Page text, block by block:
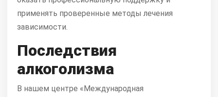
применять проверенные методы лечения
зависимости.
Последствия
алкоголизма
В нашем центре «Международная